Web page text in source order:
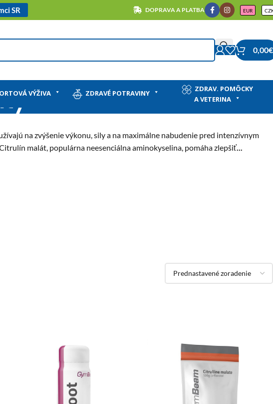
SR DOPRAVA A PLATBA EUR
0,00€
VÝŽIVA ZDRAVÉ POTRAVINY
ZDRAV. POMÔCKY
A VETERINA
na zvýšenie výkonu, sily a na maximálne nabudenie pred intenzívnym
malát, populárna neesenciálna aminokyselina, pomáha zlepšiť...